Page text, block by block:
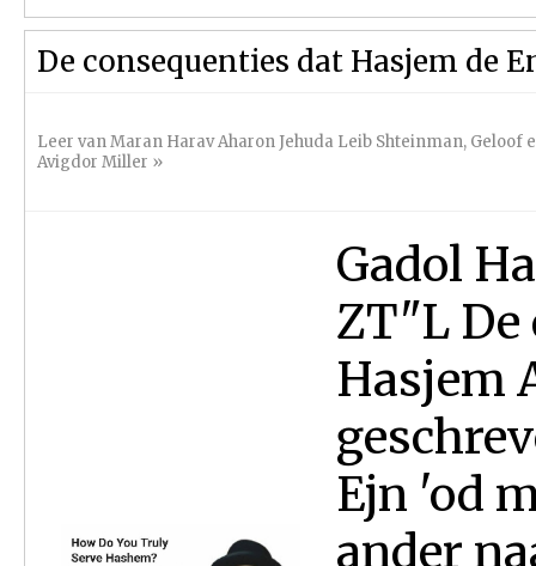
De consequenties dat Hasjem de
Leer van Maran Harav Aharon Jehuda Leib Shteinman, Geloof
Avigdor Miller »
Gadol
ZT"L De
Hasjem
Ejn 'od
ander